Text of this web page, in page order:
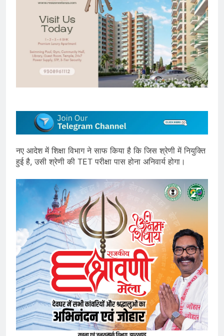
नए आदेश में शिक्षा विभाग ने साफ किया है कि जिस श्रेणी में नियुक्ति
हुई है, उसी श्रेणी की TET परीक्षा पास होना अनिवार्य होगा।